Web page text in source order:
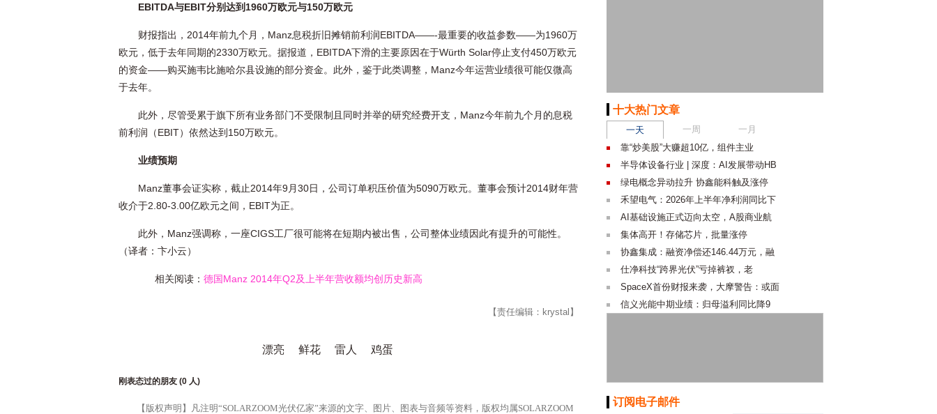
EBITDA与EBIT分别达到1960万欧元与150万欧元
财报指出，2014年前九个月，Manz息税折旧摊销前利润EBITDA——-最重要的收益参数——为1960万
欧元，低于去年同期的2330万欧元。据报道，EBITDA下滑的主要原因在于Würth Solar停止支付450万欧元
的资金——购买施韦比施哈尔县设施的部分资金。此外，鉴于此类调整，Manz今年运营业绩很可能仅微高
于去年。
此外，尽管受累于旗下所有业务部门不受限制且同时并举的研究经费开支，Manz今年前九个月的息税
前利润（EBIT）依然达到150万欧元。
业绩预期
Manz董事会证实称，截止2014年9月30日，公司订单积压价值为5090万欧元。董事会预计2014财年营
收介于2.80-3.00亿欧元之间，EBIT为正。
此外，Manz强调称，一座CIGS工厂很可能将在短期内被出售，公司整体业绩因此有提升的可能性。
（译者：卞小云）
相关阅读： 德国Manz 2014年Q2及上半年营收额均创历史新高
【责任编辑：krystal】
漂亮 鲜花 雷人 鸡蛋
刚表态过的朋友 (0 人)
【版权声明】凡注明“SOLARZOOM光伏亿家”来源的文字、图片、图表与音频等资料，版权均属SOLARZOOM
十大热门文章
一天 一周
一月
靠“炒美股”大赚超10亿，组件主业
半导体设备行业 | 深度：AI发展带动HB
绿电概念异动拉升 协鑫能科触及涨停
禾望电气：2026年上半年净利润同比下
AI基础设施正式迈向太空，A股商业航
集体高开！存储芯片，批量涨停
协鑫集成：融资净偿还146.44万元，融
仕净科技“跨界光伏”亏掉裤衩，老
SpaceX首份财报来袭，大摩警告：或面
信义光能中期业绩：归母溢利同比降9
订阅电子邮件